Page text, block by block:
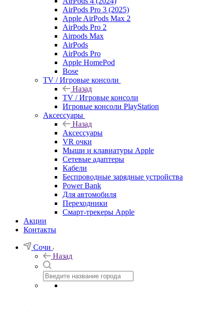
AirPods Pro 3 (2025)
Apple AirPods Max 2
AirPods Pro 2
Airpods Max
AirPods
AirPods Pro
Apple HomePod
Bose
TV / Игровые консоли
Назад
TV / Игровые консоли
Игровые консоли PlayStation
Аксессуары
Назад
Аксессуары
VR очки
Мыши и клавиатуры Apple
Сетевые адаптеры
Кабели
Беспроводные зарядные устройства
Power Bank
Для автомобиля
Переходники
Смарт-трекеры Apple
Акции
Контакты
Сочи
Назад